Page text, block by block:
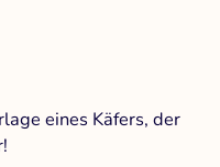
eines Käfers, der